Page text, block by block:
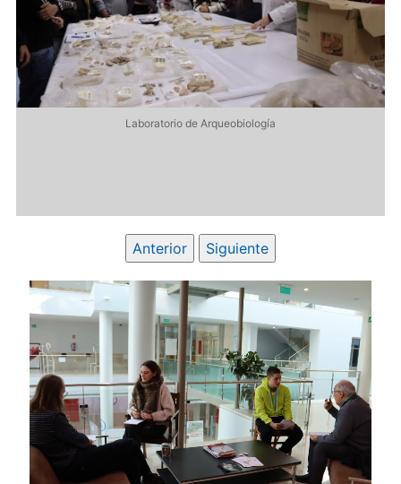
Laboratorio de Arqueobiología
Anterior Siguiente